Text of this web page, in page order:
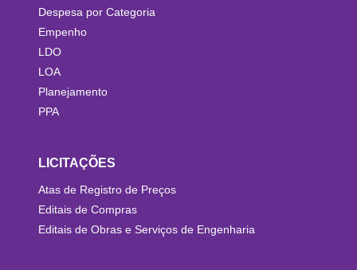
Despesa por Categoria
Empenho
LDO
LOA
Planejamento
PPA
LICITAÇÕES
Atas de Registro de Preços
Editais de Compras
Editais de Obras e Serviços de Engenharia